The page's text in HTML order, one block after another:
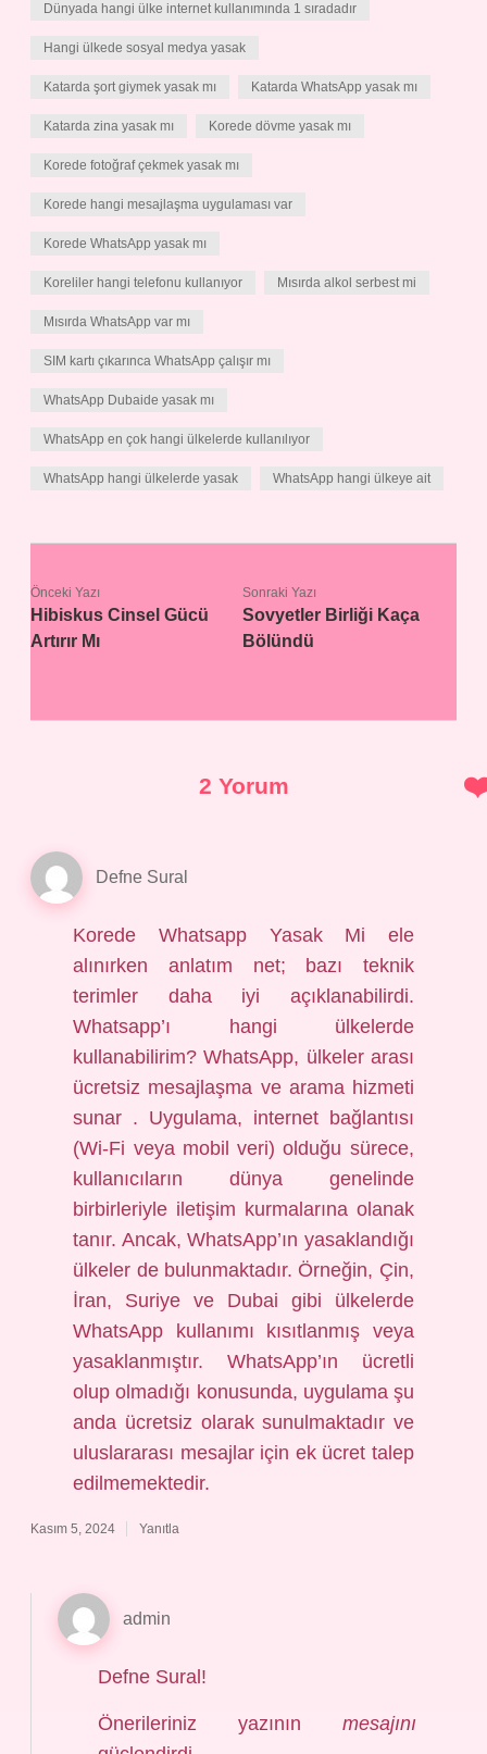
Dünyada hangi ülke internet kullanımında 1 sıradadır
Hangi ülkede sosyal medya yasak
Katarda şort giymek yasak mı Katarda WhatsApp yasak mı
Katarda zina yasak mı Korede dövme yasak mı
Korede fotoğraf çekmek yasak mı
Korede hangi mesajlaşma uygulaması var
Korede WhatsApp yasak mı
Koreliler hangi telefonu kullanıyor Mısırda alkol serbest mi
Mısırda WhatsApp var mı
SIM kartı çıkarınca WhatsApp çalışır mı
WhatsApp Dubaide yasak mı
WhatsApp en çok hangi ülkelerde kullanılıyor
WhatsApp hangi ülkelerde yasak WhatsApp hangi ülkeye ait
Önceki Yazı
Hibiskus Cinsel Gücü
Artırır Mı
Sonraki Yazı
Sovyetler Birliği Kaça
Bölündü
2 Yorum
Defne Sural
Korede Whatsapp Yasak Mi ele
alınırken anlatım net; bazı teknik
terimler daha iyi açıklanabilirdi.
Whatsapp’ı hangi ülkelerde
kullanabilirim? WhatsApp, ülkeler arası
ücretsiz mesajlaşma ve arama hizmeti
sunar . Uygulama, internet bağlantısı
(Wi-Fi veya mobil veri) olduğu sürece,
kullanıcıların dünya genelinde
birbirleriyle iletişim kurmalarına olanak
tanır. Ancak, WhatsApp’ın yasaklandığı
ülkeler de bulunmaktadır. Örneğin, Çin,
İran, Suriye ve Dubai gibi ülkelerde
WhatsApp kullanımı kısıtlanmış veya
yasaklanmıştır. WhatsApp’ın ücretli
olup olmadığı konusunda, uygulama şu
anda ücretsiz olarak sunulmaktadır ve
uluslararası mesajlar için ek ücret talep
edilmemektedir.
Kasım 5, 2024 Yanıtla
admin
Defne Sural!
Önerileriniz yazınınmesajını